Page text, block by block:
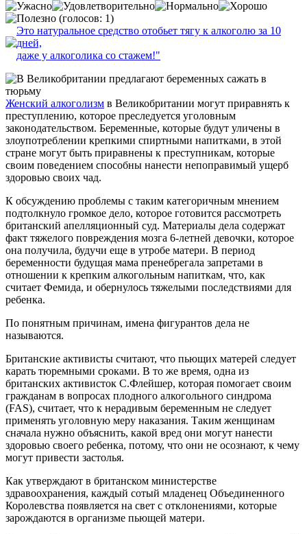
(голосов: 1)
Это натуральное средство отобьет тягу к алкоголю за 10
дней,
даже у алкоголика со стажем!"
Женский алкоголизм в Великобритании могут приравнять к
преступлению, которое преследуется уголовным
законодательством. Беременные, которые будут уличены в
злоупотреблении крепкими спиртными напитками, в этой
стране могут быть приравнены к преступникам, которые
своим поведением способны нанести непоправимый ущерб
здоровью своих чад.
К обсуждению проблемы с таким категоричным мнением
подтолкнуло громкое дело, которое готовится рассмотреть
британский апелляционный суд. Материалы дела содержат
факт тяжелого повреждения мозга 6-летней девочки, которое
она получила, будучи еще в утробе матери. В период
беременности будущая мама пренебрегала запретами в
отношении к крепким алкогольным напиткам, что, как
считает Фемида, и обернулось тяжелыми последствиями для
ребенка.
По понятным причинам, имена фигурантов дела не
называются.
Британские активисты считают, что пьющих матерей следует
карать тюремными сроками. В то же время, одна из
британских активисток С.Флейшер, которая помогает своим
гражданам в вопросах плодного алкогольного синдрома
(FAS), считает, что к нерадивым беременным не следует
применять уголовную меру наказания. Таким женщинам
сначала нужно объяснить, какой вред они могут нанести
здоровью своего ребенка, потому, что они не осознают, к чему
могут привести застолья.
Как утверждают в британском министерстве
здравоохранения, каждый сотый младенец Объединенного
Королевства появляется на свет с отклонениями, которые
зарождаются в организме пьющей матери.